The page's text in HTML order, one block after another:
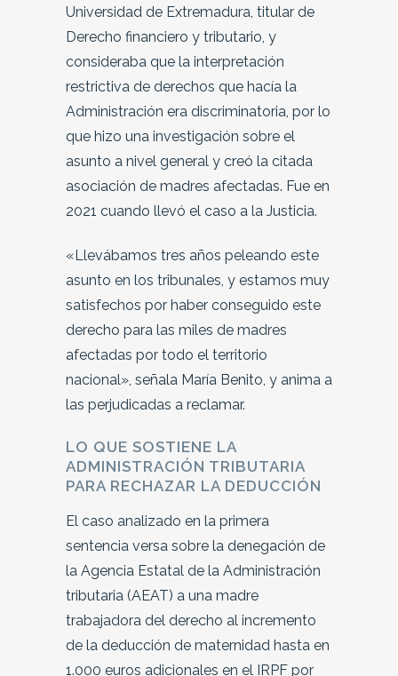
Universidad de Extremadura, titular de
Derecho financiero y tributario, y
consideraba que la interpretación
restrictiva de derechos que hacía la
Administración era discriminatoria, por lo
que hizo una investigación sobre el
asunto a nivel general y creó la citada
asociación de madres afectadas. Fue en
2021 cuando llevó el caso a la Justicia.
«Llevábamos tres años peleando este
asunto en los tribunales, y estamos muy
satisfechos por haber conseguido este
derecho para las miles de madres
afectadas por todo el territorio
nacional», señala María Benito, y anima a
las perjudicadas a reclamar.
LO QUE SOSTIENE LA
ADMINISTRACIÓN TRIBUTARIA
PARA RECHAZAR LA DEDUCCIÓN
El caso analizado en la primera
sentencia versa sobre la denegación de
la Agencia Estatal de la Administración
tributaria (AEAT) a una madre
trabajadora del derecho al incremento
de la deducción de maternidad hasta en
1.000 euros adicionales en el IRPF por